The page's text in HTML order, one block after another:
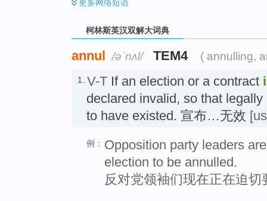
更多网络短语
柯林斯英汉双解大词典
annul /əˈnʌl/ TEM4 ( annulling,
1. V-T If an election or a contract
declared invalid, so that
to have existed. 宣布…无效
例： Opposition party leaders
election to be annulled.
反对党领袖们现在正在迫